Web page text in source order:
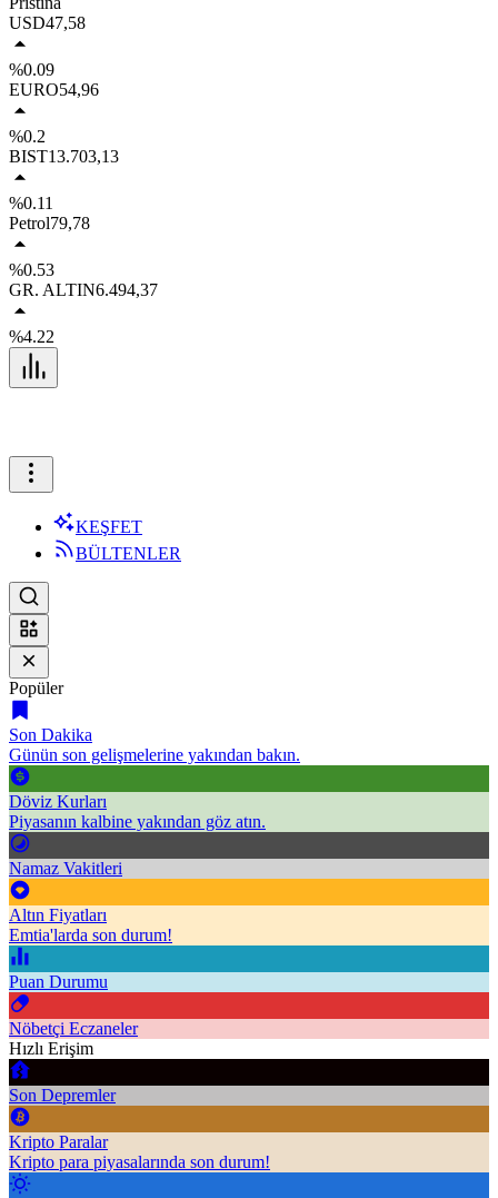
USD47,58
%0.09
EURO54,96
%0.2
BIST13.703,13
%0.11
Petrol79,78
%0.53
GR. ALTIN6.494,37
%4.22
KEŞFET
BÜLTENLER
Popüler
Son Dakika
Günün son gelişmelerine yakından bakın.
Döviz Kurları
Piyasanın kalbine yakından göz atın.
Namaz Vakitleri
Altın Fiyatları
Emtia'larda son durum!
Puan Durumu
Nöbetçi Eczaneler
Hızlı Erişim
Son Depremler
Kripto Paralar
Kripto para piyasalarında son durum!